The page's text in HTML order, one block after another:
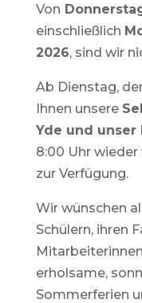
Von
einschließlich
2026, sind wir
Ab Dienstag,
Ihnen unsere
Yde und unser
8:00 Uhr
zur Verfügung.
Wir wünschen
Schülern, ihren
erholsame,
Sommerferien